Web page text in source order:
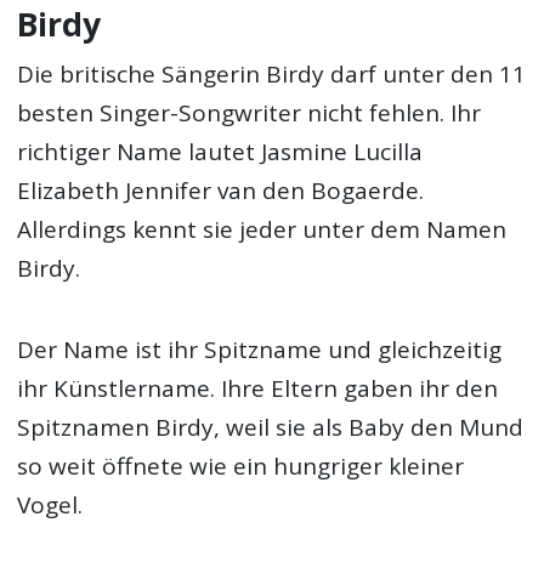
Birdy
Die britische Sängerin Birdy darf unter den 11
besten Singer-Songwriter nicht fehlen. Ihr
richtiger Name lautet Jasmine Lucilla
Elizabeth Jennifer van den Bogaerde.
Allerdings kennt sie jeder unter dem Namen
Birdy.
Der Name ist ihr Spitzname und gleichzeitig
ihr Künstlername. Ihre Eltern gaben ihr den
Spitznamen Birdy, weil sie als Baby den Mund
so weit öffnete wie ein hungriger kleiner
Vogel.